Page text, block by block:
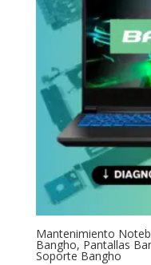
Mantenimiento
Bangho, Pantallas
Soporte Bangho